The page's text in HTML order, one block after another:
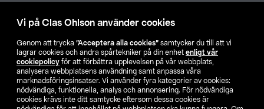
Vi på Clas Ohlson använder cookies
Genom att trycka ”Acceptera alla cookies” samtycker du till att vi
lagrar cookies och andra spårtekniker på din enhet enligt vår
cookiepolicy för att förbättra upplevelsen på vår webbplats,
analysera webbplatsens användning samt anpassa våra
marknadsföringsinsatser. Vi använder fyra kategorier av cookies:
nödvändiga, funktionella, analys och annonsering. För nödvändiga
cookies krävs inte ditt samtycke eftersom dessa cookies är
Hitta butik
SE NO FI